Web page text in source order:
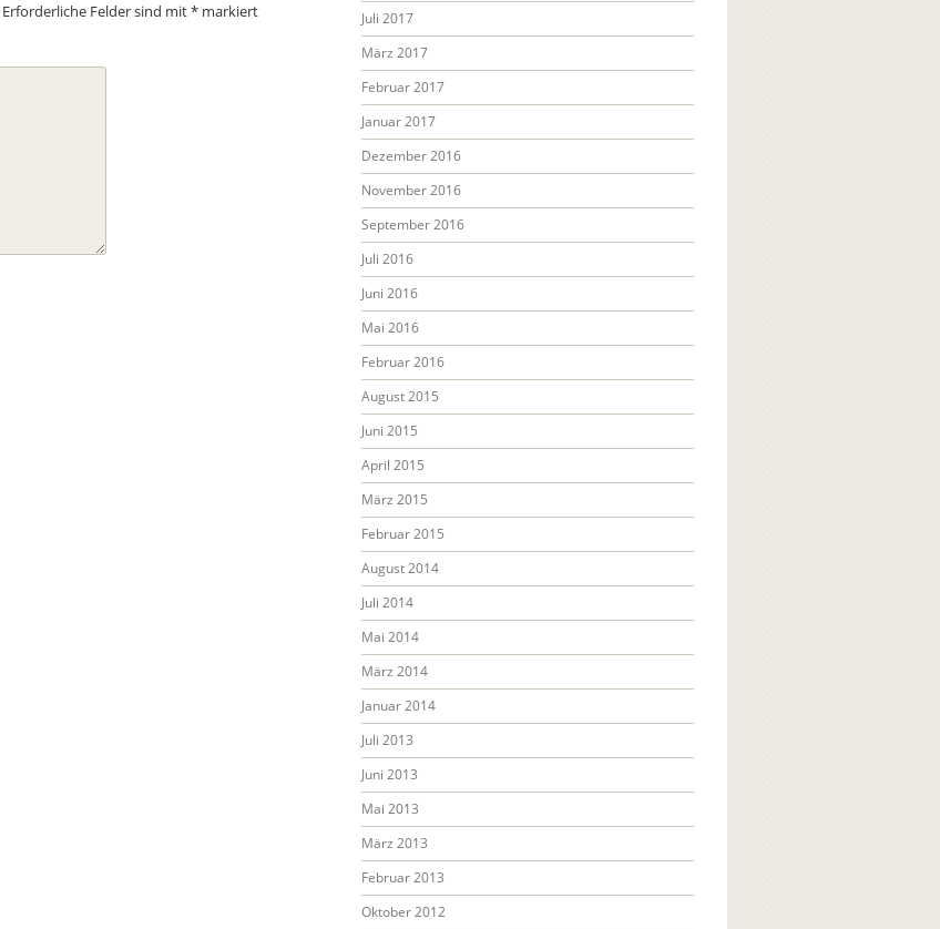
Erforderliche Felder sind mit* markiert
Juli 2017
März 2017
Februar 2017
Januar 2017
Dezember 2016
November 2016
September 2016
Juli 2016
Juni 2016
Mai 2016
Februar 2016
August 2015
Juni 2015
April 2015
März 2015
Februar 2015
August 2014
Juli 2014
Mai 2014
März 2014
Januar 2014
Juli 2013
Juni 2013
Mai 2013
März 2013
Februar 2013
Oktober 2012